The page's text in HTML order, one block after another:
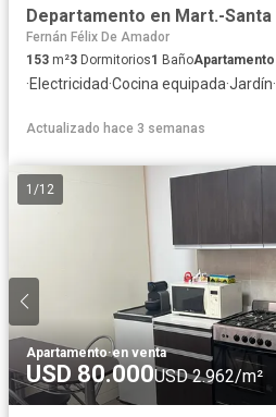
Departamento en Mart.-Santa
Fernán Félix De Amador
153 m²3 Dormitorios1 BañoApartamento
·Electricidad·Cocina equipada·Jardín·
Actualizado hace 3 semanas
1 /12
Apartamento·en venta
USD 80.000USD 2.962/m²